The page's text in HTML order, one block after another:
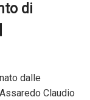
di
dalle
Claudio